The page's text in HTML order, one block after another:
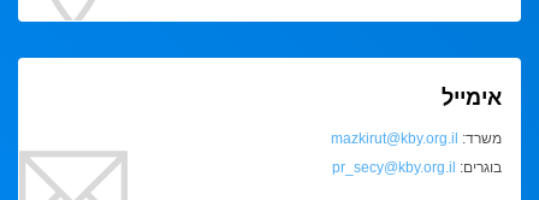
אימייל
משרד: mazkirut@kby.org.il
בוגרים: pr_secy@kby.org.il